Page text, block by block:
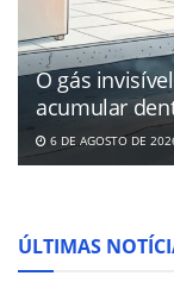
O gás
acumular
6 DE AGOSTO DE
ÚLTIMAS